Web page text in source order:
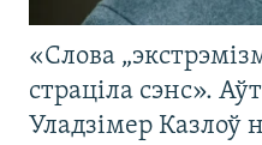
«Слова
страціла сэнс».
Уладзімер Казлоў